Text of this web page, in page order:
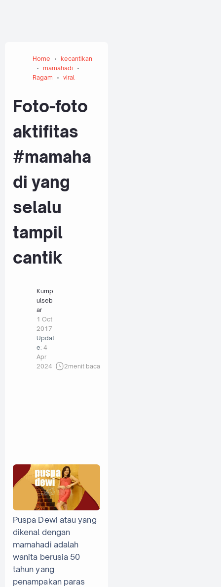
Home
kecantikan
mamahadi
Ragam
viral
Foto-foto
aktifitas
#mamaha
di yang
selalu
tampil
cantik
Kump
ulseb
ar
1 Oct
2017
Updat
e: 4
Apr
2024
2menit baca
Puspa Dewi atau yang
dikenal dengan
mamahadi adalah
wanita berusia 50
tahun yang
penampakan paras